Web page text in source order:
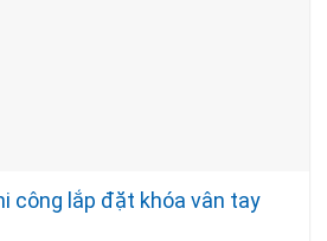
công lắp đặt khóa vân tay